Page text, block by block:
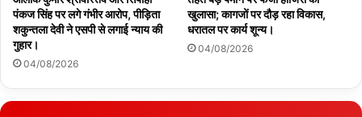
पंकज सिंह पर लगे गंभीर आरोप, पीड़िता
शकुन्तला देवी ने एसपी से लगाई न्याय की
गुहार।
04/08/2026
खुलासा; कागजों पर दौड़ रहा विकास,
धरातल पर कार्य शून्य।
04/08/2026